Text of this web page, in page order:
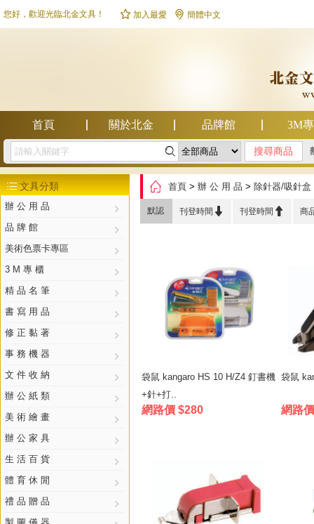
您好，歡迎光臨北金文具！  加入最愛  簡體中文
首頁 關於北金 品牌館 3M
幫助中心 
文具分類
辦 公 用 品
品 牌 館
美術色票卡專區
3 M 專 櫃
精 品 名 筆
書 寫 用 品
修 正 黏 著
事 務 機 器
文 件 收 納
辦 公 紙 類
美 術 繪 畫
辦 公 家 具
生 活 百 貨
體 育 休 閒
禮 品 贈 品
 首頁 > 辦 公 用 品 > 除針器/吸針盒
默認 刊登時間  刊登時間  商
袋鼠 kangaro HS 10 H/Z4 釘書機
+針+打..
網路價 $280
袋鼠
網路